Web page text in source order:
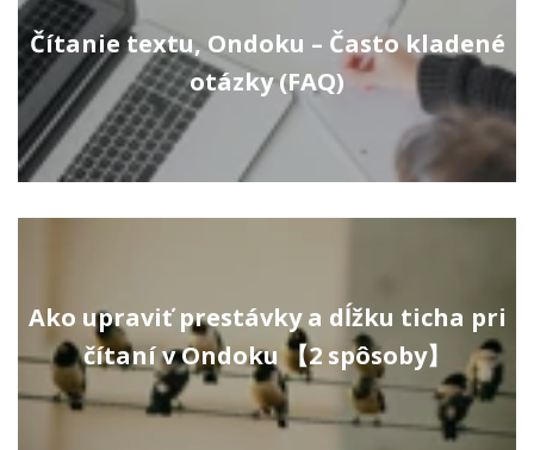
Čítanie textu, Ondoku – Často kladené
otázky (FAQ)
Ako upraviť prestávky a dĺžku ticha pri
čítaní v Ondoku 【2 spôsoby】